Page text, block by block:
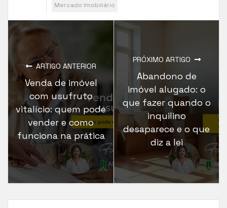
Mercado Imobiliário
ARTIGO ANTERIOR
Venda de imóvel
com usufruto
vitalício: quem pode
vender e como
funciona na prática
PRÓXIMO ARTIGO
Abandono de
imóvel alugado: o
que fazer quando o
inquilino
desaparece e o que
diz a lei